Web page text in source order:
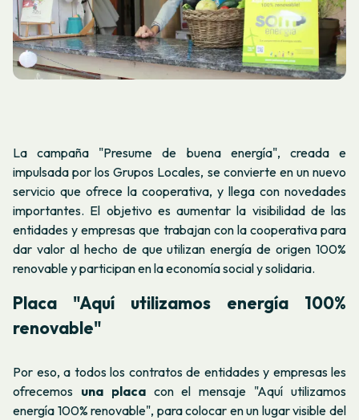
La campaña "Presume de buena energía", creada e
impulsada por los Grupos Locales, se convierte en un nuevo
servicio que ofrece la cooperativa, y llega con novedades
importantes. El objetivo es aumentar la visibilidad de las
entidades y empresas que trabajan con la cooperativa para
dar valor al hecho de que utilizan energía de origen 100%
renovable y participan en la economía social y solidaria.
Placa "Aquí utilizamos energía 100%
renovable"
Por eso, a todos los contratos de entidades y empresas les
ofrecemos una placacon el mensaje "Aquí utilizamos
energía 100% renovable", para colocar en un lugar visible del